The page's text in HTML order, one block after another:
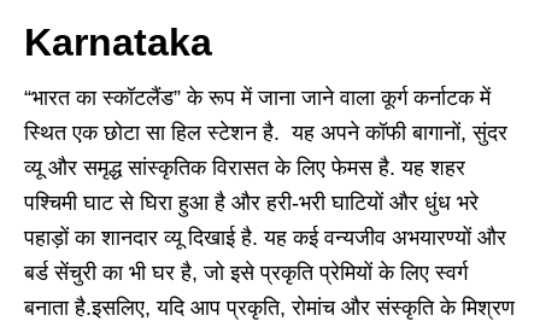
Karnataka
“भारत का स्कॉटलैंड” के रूप में जाना जाने वाला कूर्ग कर्नाटक में
स्थित एक छोटा सा हिल स्टेशन है. यह अपने कॉफी बागानों, सुंदर
व्यू और समृद्ध सांस्कृतिक विरासत के लिए फेमस है. यह शहर
पश्चिमी घाट से घिरा हुआ है और हरी-भरी घाटियों और धुंध भरे
पहाड़ों का शानदार व्यू दिखाई है. यह कई वन्यजीव अभयारण्यों और
बर्ड सेंचुरी का भी घर है, जो इसे प्रकृति प्रेमियों के लिए स्वर्ग
बनाता है.इसलिए, यदि आप प्रकृति, रोमांच और संस्कृति के मिश्रण